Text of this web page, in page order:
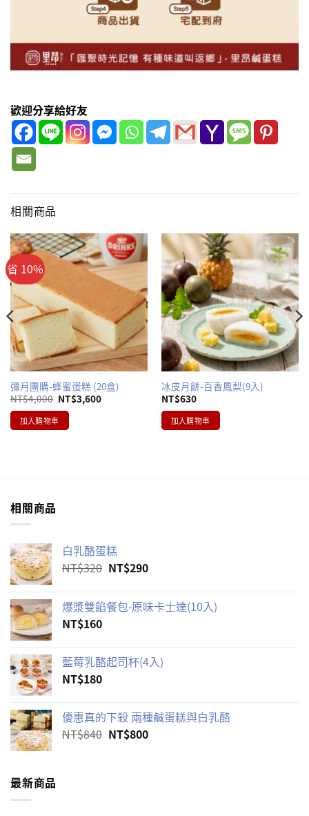
歡迎分享給好友
相關商品
省 10%
彌月團購-蜂蜜蛋糕 (20盒)
NT$4,000 原
始
價
格：
NT$4,000。
NT$3,600目
加入購物車
冰皮月餅-百香鳳梨(9入)
NT$630
加入購物車
相關商品
白乳酪蛋糕
NT$320 原
格：
NT$290目
格：
爆漿雙餡餐包-原味卡士達(10入)
NT$160
藍莓乳酪起司杯(4入)
NT$180
優惠真的下殺 兩種鹹蛋糕與白乳酪
NT$840 原
NT$800目
最新商品